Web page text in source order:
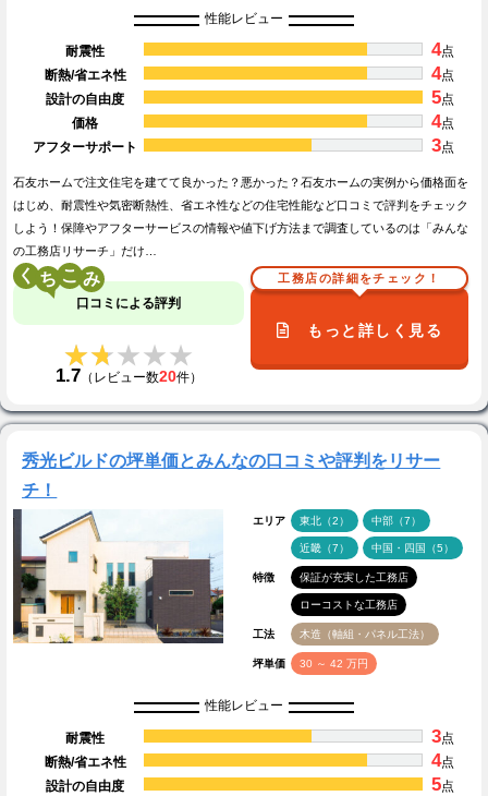
性能レビュー
耐震性 4点
断熱/省エネ性
4点
設計の自由度
5点
価格
4点
アフターサポート
3点
石友ホームで注文住宅を建てて良かった？悪かった？石友ホームの実例から価格面を
はじめ、耐震性や気密断熱性、省エネ性などの住宅性能など口コミで評判をチェック
しよう！保障やアフターサービスの情報や値下げ方法まで調査しているのは「みんな
の工務店リサーチ」だけ…
く こ
口コミによる評判
★★★★★
★★★★★
1.7（レビュー数20件）
工務店の詳細をチェック！
もっと詳しく見る
秀光ビルドの坪単価とみんなの口コミや評判をリサー
チ！
エリア 東北（2） 中部（7）
近畿（7） 中国・四国（5）
特徴 保証が充実した工務店
ローコストな工務店
工法 木造（軸組・パネル工法）
坪単価 30 ～ 42 万円
性能レビュー
耐震性 3点
断熱/省エネ性
4点
設計の自由度
5点